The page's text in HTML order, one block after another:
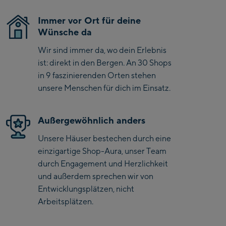
Saalbach Zentrum
Kohlmaisbahn
Saalbach Ski-Service
Center
/Valley station
Salzburg:
McArthurGlen
Designer Outlet
Mayrhofen:
Mayrhofen Zentrum
Immer vor Ort für deine
Wünsche da
Wir sind immer da, wo dein Erlebnis
ist: direkt in den Bergen. An 30 Shops
in 9 faszinierenden Orten stehen
unsere Menschen für dich im Einsatz.
Außergewöhnlich anders
Unsere Häuser bestechen durch eine
einzigartige Shop-Aura, unser Team
durch Engagement und Herzlichkeit
und außerdem sprechen wir von
Entwicklungsplätzen, nicht
Arbeitsplätzen.